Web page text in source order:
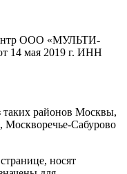
ООО «МУЛЬТИ-
14 мая 2019 г. ИНН
таких районов Москвы,
Сабурово
носят